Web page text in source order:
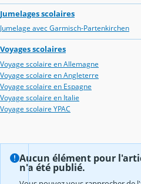
Jumelages scolaires
Jumelage avec Garmisch-Partenkirchen
Voyages scolaires
Voyage scolaire en Allemagne
Voyage scolaire en Angleterre
Voyage scolaire en Espagne
Voyage scolaire en Italie
Voyage scolaire YPAC
Aucun élément pour
n'a été publié.